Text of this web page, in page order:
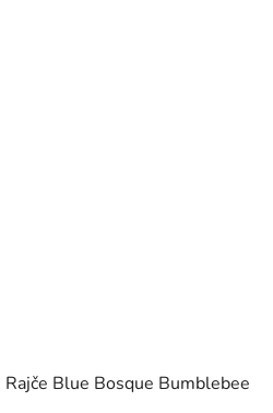
Rajče Blue Bosque Bumblebee